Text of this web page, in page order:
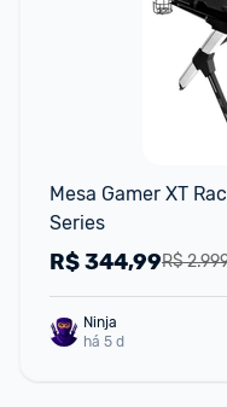
Mesa Gamer XT
Series
R$
R$344,99
há 5 d